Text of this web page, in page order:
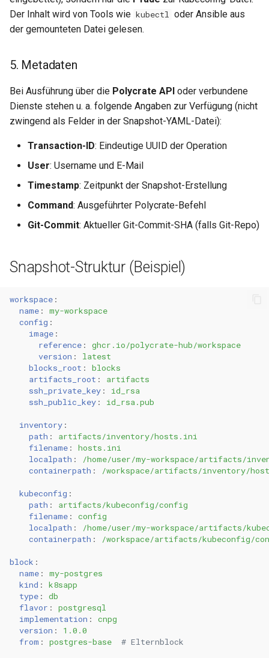
0.29.3
0.29.2
0.29.1
0.28.0
0.11.19
0.11.18
0.11.17
0.11.15
0.11.13
0.11.7
0.11.6
0.11.5
0.11.4
Der Inhalt wird von Tools wie kubectl oder Ansible aus
der gemounteten Datei gelesen.
5. Metadaten
Bei Ausführung über die Polycrate API oder verbundene
Dienste stehen u. a. folgende Angaben zur Verfügung (nicht
zwingend als Felder in der Snapshot-YAML-Datei):
Transaction-ID: Eindeutige UUID der Operation
User: Username und E-Mail
Timestamp: Zeitpunkt der Snapshot-Erstellung
Command: Ausgeführter Polycrate-Befehl
Git-Commit: Aktueller Git-Commit-SHA (falls Git-Repo)
Snapshot-Struktur (Beispiel)
workspace :
name :
my-workspace
config :
image :
reference :
ghcr.io/polycrate-hub/workspace
version :
latest
blocks_root :
blocks
artifacts_root :
artifacts
ssh_private_key :
id_rsa
ssh_public_key : id_rsa.pub
inventory :
path :
artifacts/inventory/hosts.ini
filename :
hosts.ini
localpath :
/home/user/my-workspace/artifacts/
containerpath : /workspace/artifacts/inventory/
kubeconfig :
path :
artifacts/kubeconfig/config
filename :
config
localpath :
/home/user/my-workspace/artifacts/
containerpath : /workspace/artifacts/kubeconfig/
block :
name :
my-postgres
kind :
k8sapp
type :
db
flavor :
postgresql
implementation :
cnpg
version :
1.0.0
from : postgres-base # Elternblock